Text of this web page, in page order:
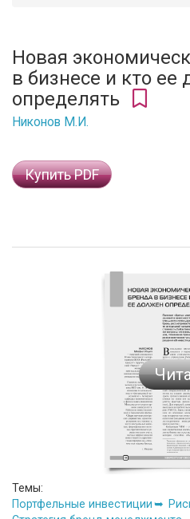
Новая
в бизнесе и кто ее
определять
Никонов М.И.
Купить PDF
Темы:
Портфельные инвестиции